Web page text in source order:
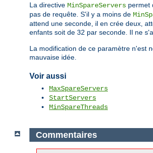
La directive MinSpareServers permet
pas de requête. S'il y a moins de
attend une seconde, il en crée deux,
enfants soit de 32 par seconde. Il ne
La modification de ce paramètre n'est
mauvaise idée.
Voir aussi
MaxSpareServers
StartServers
MinSpareThreads
Commentaires